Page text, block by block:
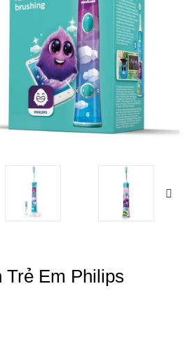
Em Philips